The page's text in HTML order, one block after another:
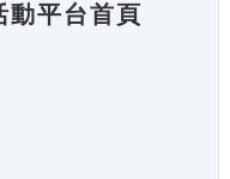
動平台首頁